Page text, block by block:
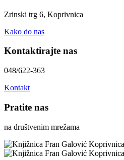
Zrinski trg 6, Koprivnica
Kako do nas
Kontaktirajte nas
048/622-363
Kontakt
Pratite nas
na društvenim mrežama